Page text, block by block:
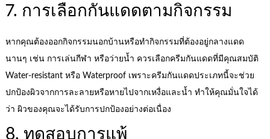
7. การเลือกกันแดดตามกิจกรรม
หากคุณต้องออกกิจกรรมนอกบ้านหรือทำกิจกรรมที่ต้องอยู่กลางแดด
นานๆ เช่น การเล่นกีฬา หรือว่ายน้ำ ควรเลือกครีมกันแดดที่มีคุณสมบัติ
Water-resistant หรือ Waterproof เพราะครีมกันแดดประเภทนี้จะช่วย
ปกป้องผิวจากการละลายหรือหายไปจากเหงื่อและน้ำ ทำให้คุณมั่นใจได้
ว่า ผิวของคุณจะได้รับการปกป้องอย่างต่อเนื่อง
8. ทดสอบการแพ้